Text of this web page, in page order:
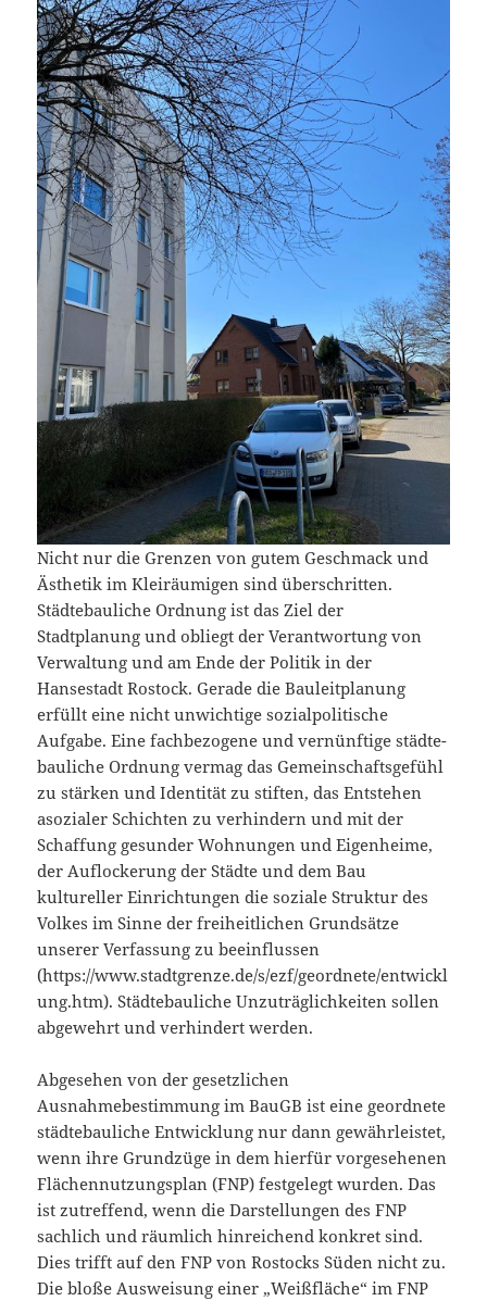
Nicht nur die Grenzen von gutem Geschmack und
Ästhetik im Kleiräumigen sind überschritten.
Städtebauliche Ordnung ist das Ziel der
Stadtplanung und obliegt der Verantwortung von
Verwaltung und am Ende der Politik in der
Hansestadt Rostock. Gerade die Bauleitplanung
erfüllt eine nicht unwichtige sozialpolitische
Aufgabe. Eine fachbezogene und vernünftige städte­
bau­liche Ordnung vermag das Gemeinschaftsgefühl
zu stärken und Identität zu stiften, das Entstehen
asozialer Schichten zu verhindern und mit der
Schaffung gesunder Wohnungen und Eigenheime,
der Auflockerung der Städte und dem Bau
kultureller Einrichtungen die soziale Struktur des
Volkes im Sinne der freiheitlichen Grundsätze
unserer Verfassung zu beeinflussen
(https://www.stadtgrenze.de/s/ezf/geordnete/entwickl
ung.htm). Städtebauliche Unzuträglichkeiten sollen
abgewehrt und verhindert werden.
Abgesehen von der gesetzlichen
Ausnahmebestimmung im BauGB ist eine geordnete
städtebauliche Entwicklung nur dann gewähr­leistet,
wenn ihre Grundzüge in dem hierfür vorgesehenen
Flächennutzungsplan (FNP) festgelegt wurden. Das
ist zutreffend, wenn die Darstellun­gen des FNP
sachlich und räumlich hinreichend konkret sind.
Dies trifft auf den FNP von Rostocks Süden nicht zu.
Die bloße Ausweisung einer „Weißfläche“ im FNP